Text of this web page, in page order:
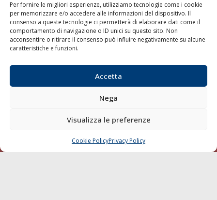
Per fornire le migliori esperienze, utilizziamo tecnologie come i cookie
per memorizzare e/o accedere alle informazioni del dispositivo. Il
consenso a queste tecnologie ci permetterà di elaborare dati come il
comportamento di navigazione o ID unici su questo sito. Non
acconsentire o ritirare il consenso può influire negativamente su alcune
caratteristiche e funzioni.
Accetta
Nega
Visualizza le preferenze
Cookie PolicyPrivacy Policy
Shipping
Porti/Interporti
Trasporti
Sostenibilità
Compagnie di Navigazione
Blue economy
Diporto
Contatti
CHIAMA SCRIVI